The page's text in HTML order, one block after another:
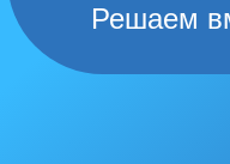
Решаем